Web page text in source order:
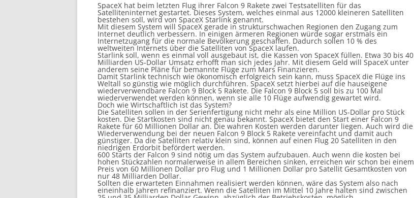
SpaceX hat beim letzten Flug ihrer Falcon 9 Rakete zwei Testsatelliten für das
Satelliteninternet gestartet. Dieses System, welches einmal aus 12000 kleineren Satelliten
bestehen soll, wird von SpaceX Starlink genannt.
Mit diesem System will SpaceX gerade in strukturschwachen Regionen den Zugang zum
Internet deutlich verbessern. In einigen ärmeren Regionen würde sogar erstmals ein
Internetzugang für die normale Bevölkerung geschaffen. Dadurch sollen 10 % des
weltweiten Internets über die Satelliten vonSpaceX laufen.
Starlink soll, wenn es einmal voll ausgebaut ist, die Kassen von SpaceX füllen. Etwa 30 bis 40
Milliarden US-Dollar Umsatz erhofft man sich jedes Jahr. Mit diesem Geld will SpaceX unter
anderem seine Pläne für bemannte Flüge zum MarsFinanzieren.
Damit Starlink technisch wie ökonomisch erfolgreich sein kann, muss SpaceX die Flüge ins
Weltall so günstig wie möglich durchführen. SpaceX setzt hierbei auf die hauseigene
wiederverwendbare Falcon 9 Block 5 Rakete. Die Falcon 9 Block 5 soll bis zu 100 Mal
wiederverwendet werden können, wenn sie alle 10 Flüge aufwendig gewartet wird.
Doch wie Wirtschaftlich ist das System?
Die Satelliten sollen in der Serienfertigung nicht mehr als eine Million US-Dollar pro Stück
kosten. Die Startkosten sind nicht genau bekannt. SpaceX bietet den Start einer Falcon 9
Rakete für 60 Millionen Dollar an. Die wahren Kosten werden darunter liegen. Auch wird die
Wiederverwendung bei der neuen Falcon 9 Block 5 Rakete vereinfacht und damit auch
günstiger. Da die Satelliten relativ klein sind, können auf einen Flug 20 Satelliten in den
niedrigen Erdorbit befördert werden.
600 Starts der Falcon 9 sind nötig um das System aufzubauen. Auch wenn die kosten bei
hohen Stückzahlen normalerweise in allem Bereichen sinken, erreichen wir schon bei einem
Preis von 60 Millionen Dollar pro Flug und 1 Millionen Dollar pro Satellit Gesamtkosten von
nur 48 Milliarden Dollar.
Sollten die erwarteten Einnahmen realisiert werden können, wäre das System also nach
eineinhalb Jahren refinanziert. Wenn die Satelliten im Mittel 10 Jahre halten sind zwischen